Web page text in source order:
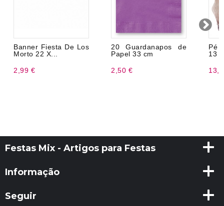
Banner Fiesta De Los
Morto 22 X...
2,99 €
20 Guardanapos de
Papel 33 cm
2,50 €
Pé
13
Festas Mix - Artigos para Festas
Informação
Seguir